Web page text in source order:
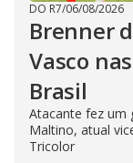
DO R7/06/08/2026
Brenner
Vasco
Brasil
Atacante fez um
Maltino, atual
Tricolor